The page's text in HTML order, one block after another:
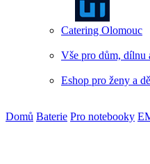
Catering Olomouc
Vše pro dům, dílnu
Eshop pro ženy a
Domů Baterie Pro notebooky